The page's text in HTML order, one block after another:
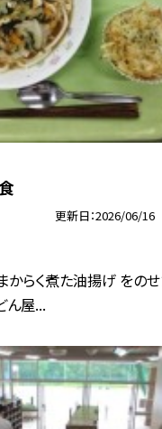
更新日 2026/06/16
からく煮た油揚げ をの
ん屋...